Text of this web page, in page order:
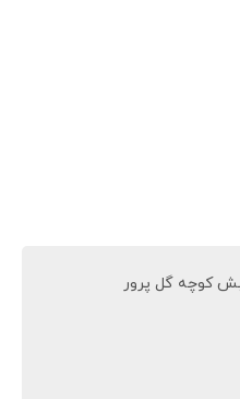
نبش کوچه گل پرور